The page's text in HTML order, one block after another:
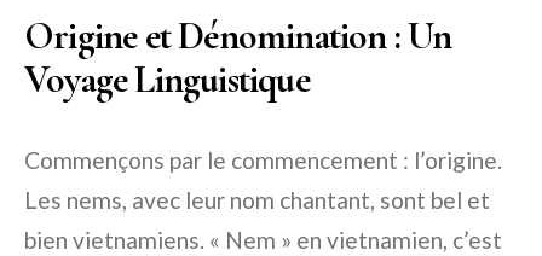
Origine et Dénomination : Un
Voyage Linguistique
Commençons par le commencement : l’origine.
Les nems, avec leur nom chantant, sont bel et
bien vietnamiens. « Nem » en vietnamien, c’est